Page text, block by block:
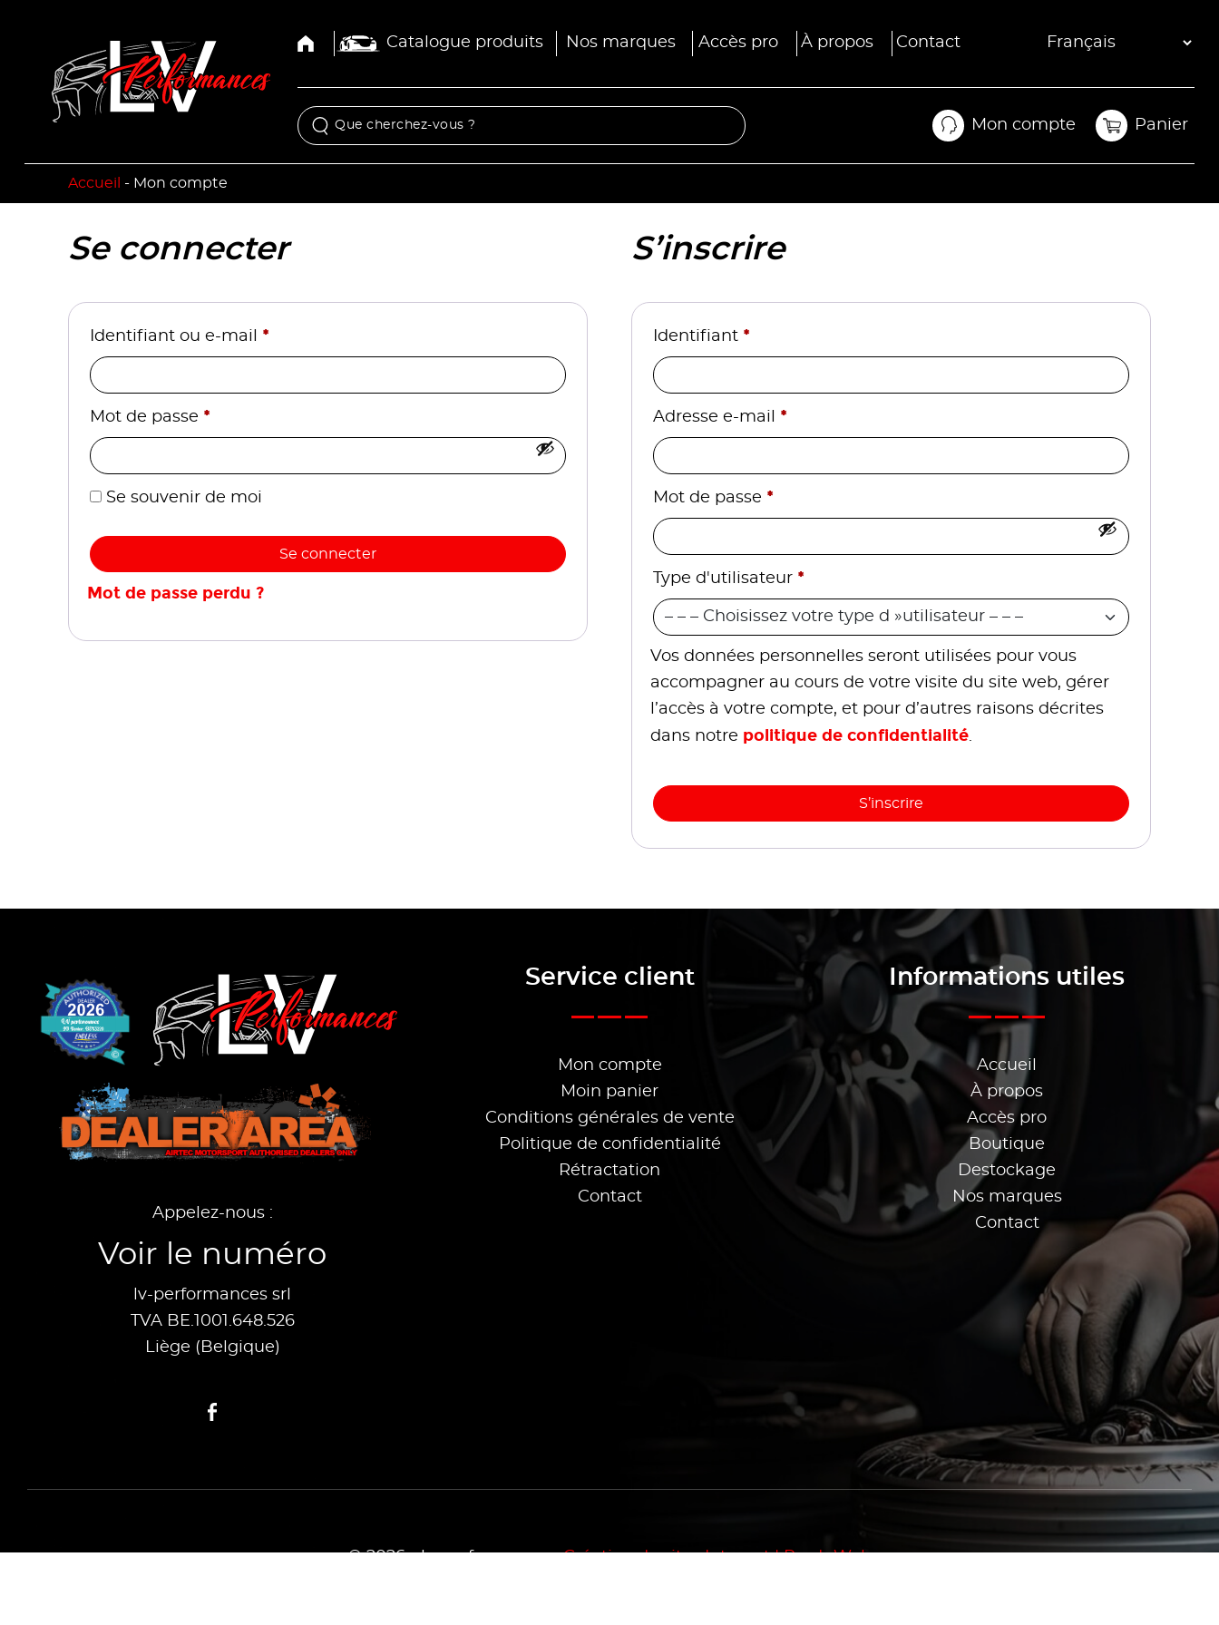
Catalogue produits Nos marques Accès pro À propos Contact
Mon compte
Mon compte
Panier
Panier
Accueil - Mon compte
Se connecter
Identifiant ou e-mail *
Mot de passe *
Se souvenir de moi
Se connecter
Mot de passe perdu ?
S’inscrire
Identifiant *
Adresse e-mail *
Mot de passe *
Type d'utilisateur *
Vos données personnelles seront utilisées pour vous
accompagner au cours de votre visite du site web, gérer
l’accès à votre compte, et pour d’autres raisons décrites
dans notre politique de confidentialité.
S’inscrire
Service client
Mon compte
Moin panier
Conditions générales de vente
Politique de confidentialité
Rétractation
Contact
Informations utiles
Accueil
À propos
Accès pro
Boutique
Destockage
Nos marques
Contact
Appelez-nous :
Voir le numéro
lv-performances srl
TVA BE.1001.648.526
Liège (Belgique)
© 2026 - lv-performances.Création de sites Internet | ProduWeb